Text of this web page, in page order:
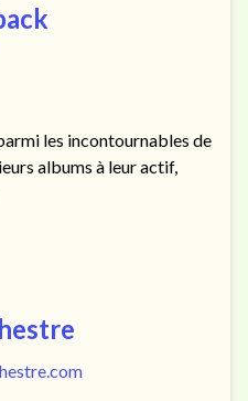
les incontournables de
albums à leur actif,